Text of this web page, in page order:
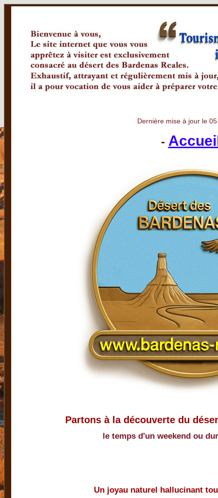
Dernière mise à jour le
-
Partons à la découverte du
le temps d'un weekend ou
Un joyau naturel hallucinant